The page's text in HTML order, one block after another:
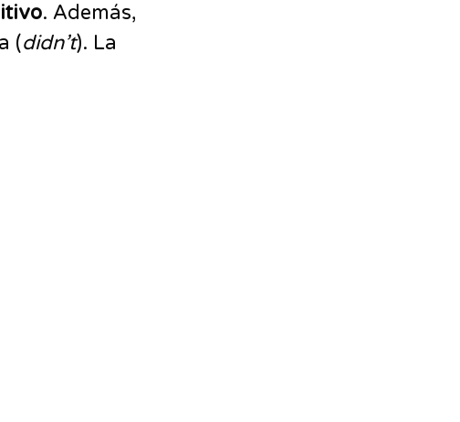
. Además,
(didn’t). La